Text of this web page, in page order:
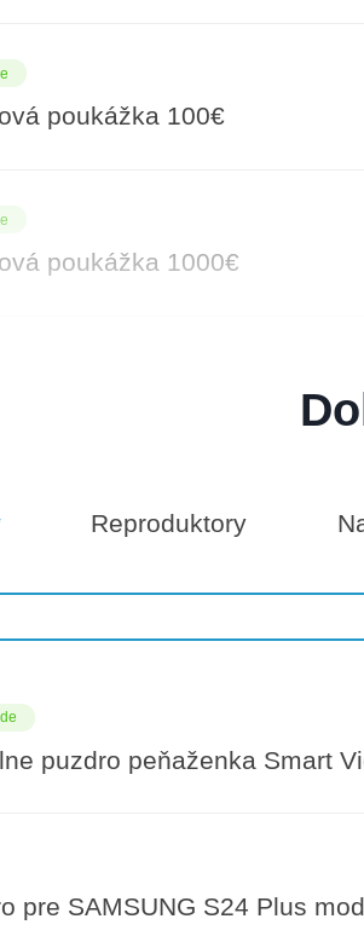
poukážka 100€
poukážka 1000€
Reproduktory
search
puzdro peňaženka Smart
pre SAMSUNG S24 Plus